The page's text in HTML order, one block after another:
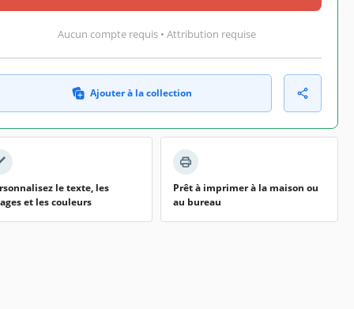
Aucun compte requis • Attribution requise
Ajouter à la collection
le texte, les
et les couleurs
Prêt à imprimer à la maison ou
au bureau